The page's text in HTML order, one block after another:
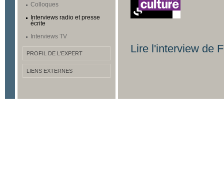
Colloques
Interviews radio et presse
écrite
Interviews TV
PROFIL DE L'EXPERT
LIENS EXTERNES
Lire l'interview de